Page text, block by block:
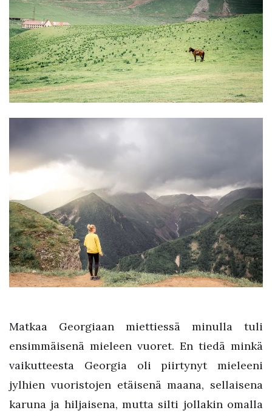
Matkaa Georgiaan miettiessä minulla tuli
ensimmäisenä mieleen vuoret. En tiedä minkä
vaikutteesta Georgia oli piirtynyt mieleeni
jylhien vuoristojen etäisenä maana, sellaisena
karuna ja hiljaisena, mutta silti jollakin omalla